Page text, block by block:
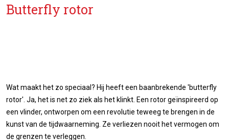
Butterfly rotor
Wat maakt het zo speciaal? Hij heeft een baanbrekende 'butterfly
rotor'. Ja, het is net zo ziek als het klinkt. Een rotor geïnspireerd op
een vlinder, ontworpen om een ​​revolutie teweeg te brengen in de
kunst van de tijdwaarneming. Ze verliezen nooit het vermogen om
de grenzen te verleggen.